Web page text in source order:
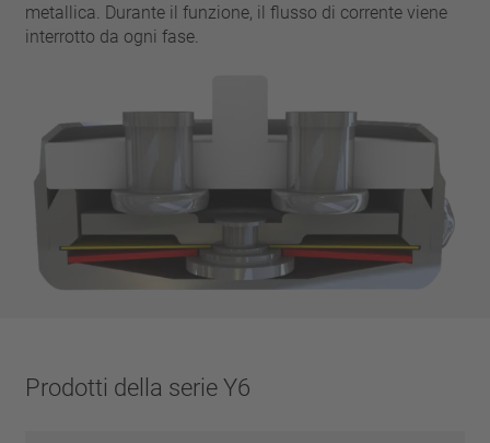
metallica. Durante il funzione, il flusso di corrente viene
interrotto da ogni fase.
Prodotti della serie Y6